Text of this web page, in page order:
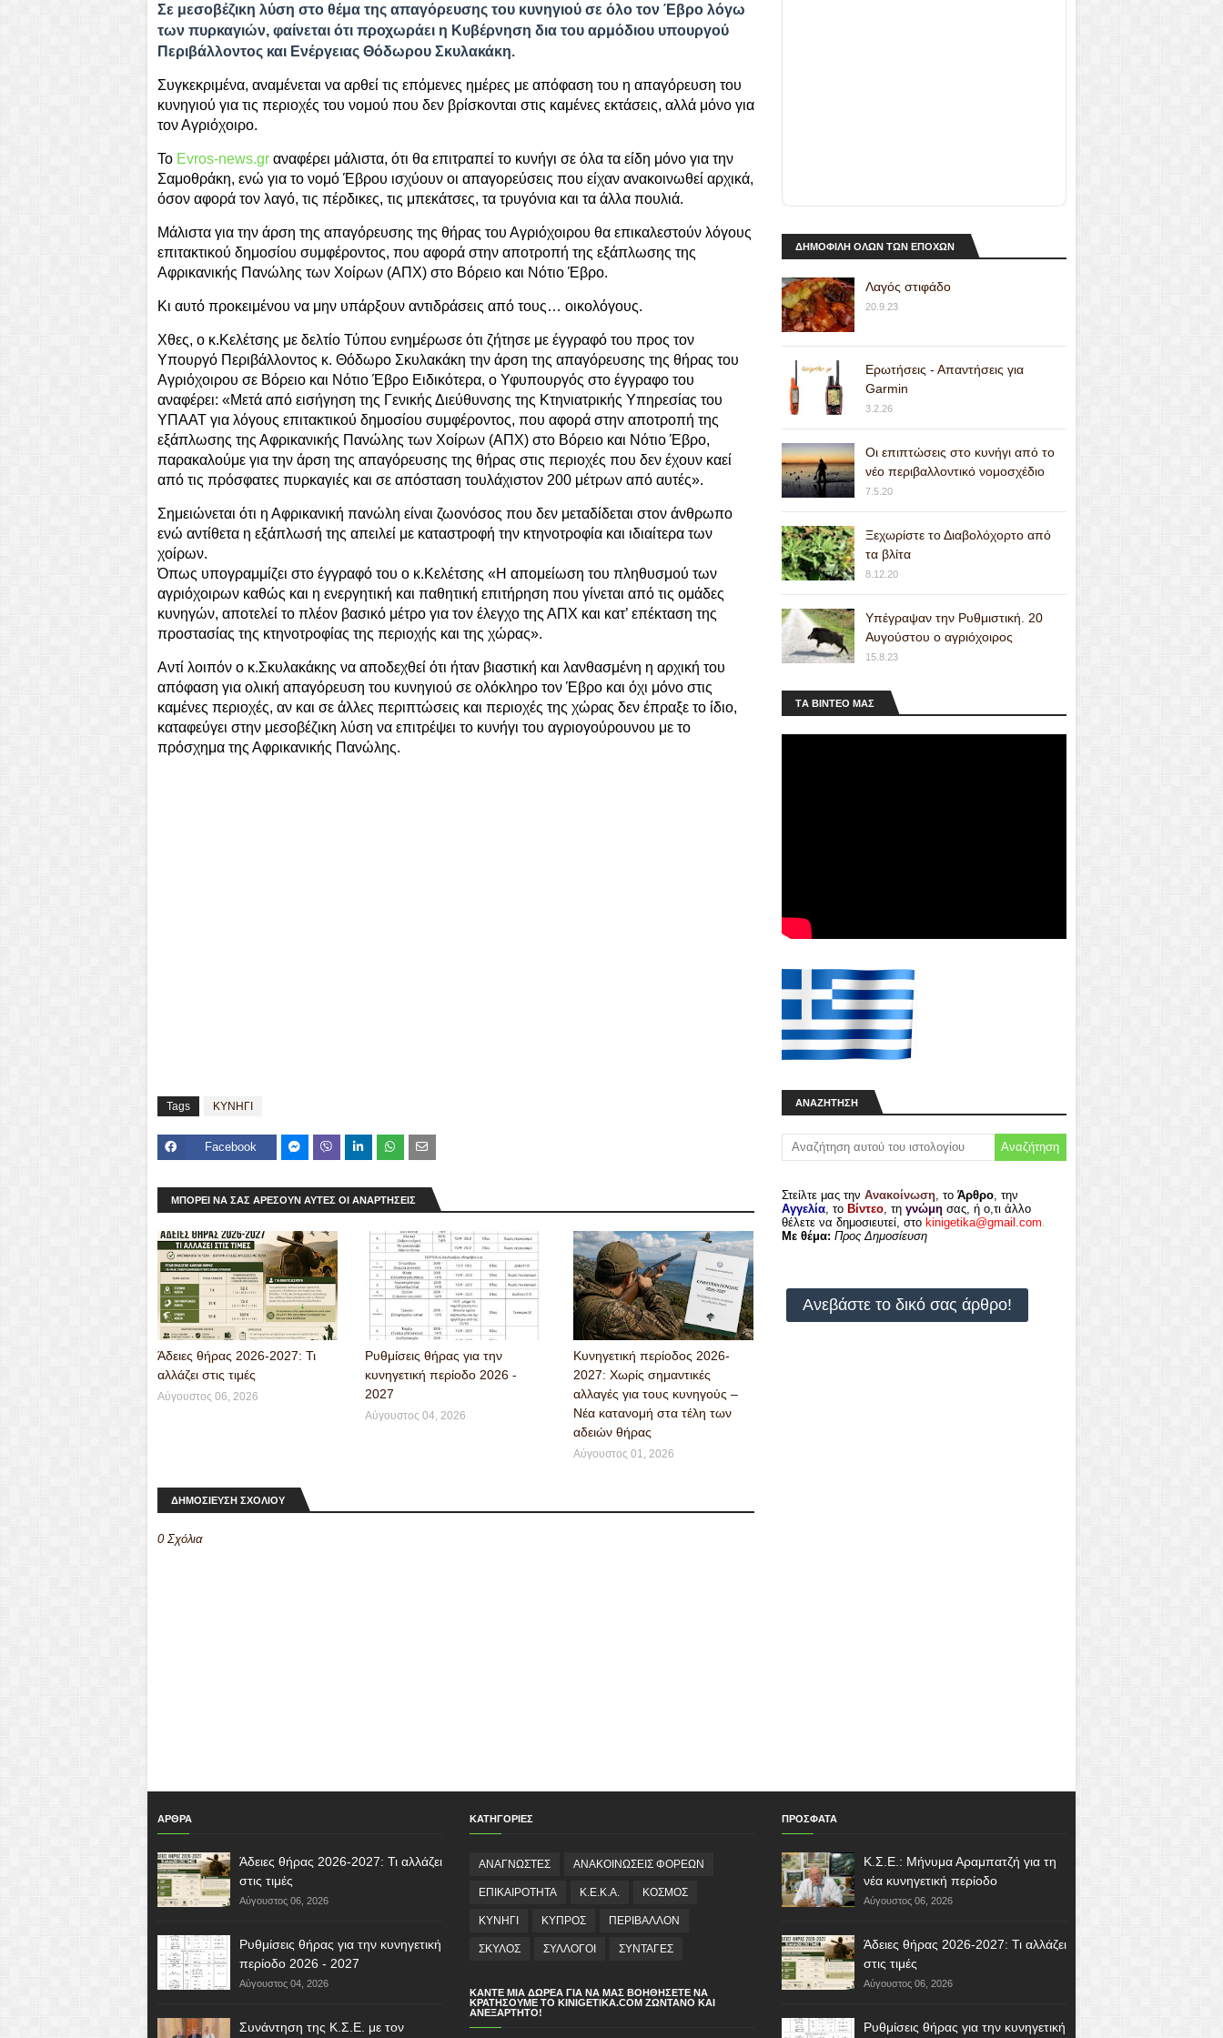
Σε μεσοβέζικη λύση στο θέμα της απαγόρευσης του κυνηγιού σε όλο τον Έβρο λόγω
των πυρκαγιών, φαίνεται ότι προχωράει η Κυβέρνηση δια του αρμόδιου υπουργού
Περιβάλλοντος και Ενέργειας Θόδωρου Σκυλακάκη.
Συγκεκριμένα, αναμένεται να αρθεί τις επόμενες ημέρες με απόφαση του η απαγόρευση του
κυνηγιού για τις περιοχές του νομού που δεν βρίσκονται στις καμένες εκτάσεις, αλλά μόνο για
τον Αγριόχοιρο.
Το Evros-news.grαναφέρει μάλιστα, ότι θα επιτραπεί το κυνήγι σε όλα τα είδη μόνο για την
Σαμοθράκη, ενώ για το νομό Έβρου ισχύουν οι απαγορεύσεις που είχαν ανακοινωθεί αρχικά,
όσον αφορά τον λαγό, τις πέρδικες, τις μπεκάτσες, τα τρυγόνια και τα άλλα πουλιά.
Μάλιστα για την άρση της απαγόρευσης της θήρας του Αγριόχοιρου θα επικαλεστούν λόγους
επιτακτικού δημοσίου συμφέροντος, που αφορά στην αποτροπή της εξάπλωσης της
Αφρικανικής Πανώλης των Χοίρων (ΑΠΧ) στο Βόρειο και Νότιο Έβρο.
Κι αυτό προκειμένου να μην υπάρξουν αντιδράσεις από τους… οικολόγους.
Χθες, ο κ.Κελέτσης με δελτίο Τύπου ενημέρωσε ότι ζήτησε με έγγραφό του προς τον
Υπουργό Περιβάλλοντος κ. Θόδωρο Σκυλακάκη την άρση της απαγόρευσης της θήρας του
Αγριόχοιρου σε Βόρειο και Νότιο Έβρο Ειδικότερα, ο Υφυπουργός στο έγγραφο του
αναφέρει: «Mετά από εισήγηση της Γενικής Διεύθυνσης της Κτηνιατρικής Υπηρεσίας του
ΥΠΑΑΤ για λόγους επιτακτικού δημοσίου συμφέροντος, που αφορά στην αποτροπή της
εξάπλωσης της Αφρικανικής Πανώλης των Χοίρων (ΑΠΧ) στο Βόρειο και Νότιο Έβρο,
παρακαλούμε για την άρση της απαγόρευσης της θήρας στις περιοχές που δεν έχουν καεί
από τις πρόσφατες πυρκαγιές και σε απόσταση τουλάχιστον 200 μέτρων από αυτές».
Σημειώνεται ότι η Αφρικανική πανώλη είναι ζωονόσος που δεν μεταδίδεται στον άνθρωπο
ενώ αντίθετα η εξάπλωσή της απειλεί με καταστροφή την κτηνοτροφία και ιδιαίτερα των
χοίρων.
Όπως υπογραμμίζει στο έγγραφό του ο κ.Κελέτσης «Η απομείωση του πληθυσμού των
αγριόχοιρων καθώς και η ενεργητική και παθητική επιτήρηση που γίνεται από τις ομάδες
κυνηγών, αποτελεί το πλέον βασικό μέτρο για τον έλεγχο της ΑΠΧ και κατ’ επέκταση της
προστασίας της κτηνοτροφίας της περιοχής και της χώρας».
Αντί λοιπόν ο κ.Σκυλακάκης να αποδεχθεί ότι ήταν βιαστική και λανθασμένη η αρχική του
απόφαση για ολική απαγόρευση του κυνηγιού σε ολόκληρο τον Έβρο και όχι μόνο στις
καμένες περιοχές, αν και σε άλλες περιπτώσεις και περιοχές της χώρας δεν έπραξε το ίδιο,
καταφεύγει στην μεσοβέζικη λύση να επιτρέψει το κυνήγι του αγριογούρουνου με το
πρόσχημα της Αφρικανικής Πανώλης.
Tags ΚΥΝΗΓΙ
Facebook
seng
ΜΠΟΡΕΊ ΝΑ ΣΑΣ ΑΡΈΣΟΥΝ ΑΥΤΈΣ ΟΙ ΑΝΑΡΤΉΣΕΙΣ
Άδειες θήρας 2026-2027: Τι
αλλάζει στις τιμές
Αύγουστος 06, 2026
Ρυθμίσεις θήρας για την
κυνηγετική περίοδο 2026 -
2027
Αύγουστος 04, 2026
Κυνηγετική περίοδος 2026-
2027: Χωρίς σημαντικές
αλλαγές για τους κυνηγούς –
Νέα κατανομή στα τέλη των
αδειών θήρας
Αύγουστος 01, 2026
ΔΗΜΟΣΙΕΥΣΗ ΣΧΟΛΙΟΥ
0 Σχόλια
ΔΗΜΟΦΙΛΗ ΟΛΩΝ ΤΩΝ ΕΠΟΧΩΝ
Λαγός στιφάδο
20.9.23
Ερωτήσεις - Απαντήσεις για
Garmin
3.2.26
Οι επιπτώσεις στο κυνήγι από το
νέο περιβαλλοντικό νομοσχέδιο
7.5.20
Ξεχωρίστε το Διαβολόχορτο από
τα βλίτα
8.12.20
Υπέγραψαν την Ρυθμιστική. 20
Αυγούστου ο αγριόχοιρος
15.8.23
ΤA ΒΙΝΤΕΟ MAΣ
ΑΝΑΖΉΤΗΣΗ
Στείλτε μας την Ανακοίνωση, το Άρθρο, την
Αγγελία, το Βίντεο, τη γνώμησας, ή ο,τι άλλο
θέλετε να δημοσιευτεί, στο kinigetika@gmail.com.
Με θέμα: Προς Δημοσίευση
Ανεβάστε το δικό σας άρθρο!
ΑΡΘΡΑ
Άδειες θήρας 2026-2027: Τι αλλάζει
στις τιμές
Αύγουστος 06, 2026
Ρυθμίσεις θήρας για την κυνηγετική
περίοδο 2026 - 2027
Αύγουστος 04, 2026
Συνάντηση της Κ.Σ.Ε. με τον
ΚΑΤΗΓΟΡΙΕΣ
ΑΝΑΓΝΩΣΤΕΣ ΑΝΑΚΟΙΝΩΣΕΙΣ ΦΟΡΕΩΝ
ΕΠΙΚΑΙΡΟΤΗΤΑ Κ.Ε.Κ.Α. ΚΟΣΜΟΣ
ΚΥΝΗΓΙ ΚΥΠΡΟΣ ΠΕΡΙΒΑΛΛΟΝ
ΣΚΥΛΟΣ ΣΥΛΛΟΓΟΙ ΣΥΝΤΑΓΕΣ
ΚΆΝΤΕ ΜΙΑ ΔΩΡΕΆ ΓΙΑ ΝΑ ΜΑΣ ΒΟΗΘΉΣΕΤΕ ΝΑ
ΚΡΑΤΉΣΟΥΜΕ ΤΟ KINIGETIKA.COM ΖΩΝΤΑΝΌ ΚΑΙ
ΑΝΕΞΆΡΤΗΤΟ!
ΠΡΟΣΦΑΤΑ
Κ.Σ.Ε.: Μήνυμα Αραμπατζή για τη
νέα κυνηγετική περίοδο
Αύγουστος 06, 2026
Άδειες θήρας 2026-2027: Τι αλλάζει
στις τιμές
Αύγουστος 06, 2026
Ρυθμίσεις θήρας για την κυνηγετική